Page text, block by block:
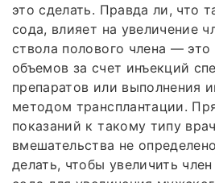
это сделать. Правда ли, что
сода, влияет на увеличение
ствола полового члена — это
объемов за счет инъекций
препаратов или выполнения
методом трансплантации.
показаний к такому типу
вмешательства не
делать, чтобы увеличить